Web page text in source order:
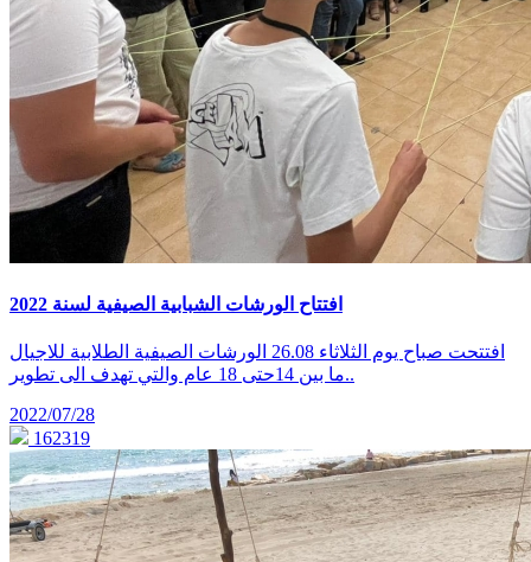
افتتاح الورشات الشبابية الصيفية لسنة 2022
افتتحت صباح يوم الثلاثاء 26.08 الورشات الصيفية الطلابية للاجيال
ما بين 14حتى 18 عام والتي تهدف الى تطوير..
2022/07/28
162319